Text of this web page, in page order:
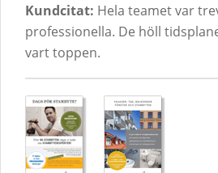
Kundcitat: Hela teamet var
professionella. De höll
vart toppen.